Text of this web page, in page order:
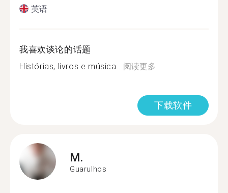
英语
我喜欢谈论的话题
Histórias, livros e música... 阅读更多
下载软件
M.
Guarulhos